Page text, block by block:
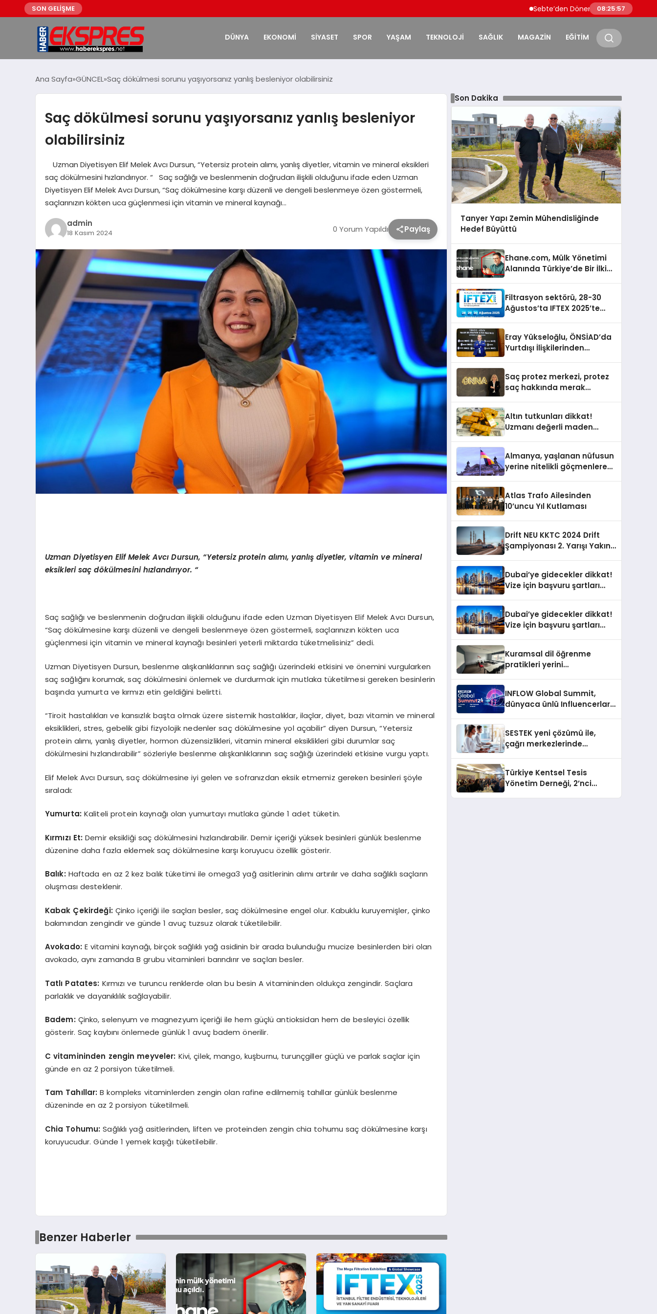
SON GELİŞME Sebte’den Dönen Faslı Göçmenlere Sınırda
08:25:58
DÜNYA EKONOMİ SİYASET SPOR YAŞAM TEKNOLOJİ SAĞLIK MAGAZİN EĞİTİM
Ana Sayfa GÜNCEL Saç dökülmesi sorunu yaşıyorsanız yanlış besleniyor olabilirsiniz
Saç dökülmesi sorunu yaşıyorsanız yanlış besleniyor
olabilirsiniz
Uzman Diyetisyen Elif Melek Avcı Dursun, “Yetersiz protein alımı, yanlış diyetler, vitamin ve mineral eksikleri
saç dökülmesini hızlandırıyor. “ Saç sağlığı ve beslenmenin doğrudan ilişkili olduğunu ifade eden Uzman
Diyetisyen Elif Melek Avcı Dursun, “Saç dökülmesine karşı düzenli ve dengeli beslenmeye özen göstermeli,
saçlarınızın kökten uca güçlenmesi için vitamin ve mineral kaynağı…
admin
18 Kasım 2024 0 Yorum Yapıldı Paylaş
Uzman Diyetisyen Elif Melek Avcı Dursun, “Yetersiz protein alımı, yanlış diyetler, vitamin ve mineral
eksikleri saç dökülmesini hızlandırıyor. “
Saç sağlığı ve beslenmenin doğrudan ilişkili olduğunu ifade eden Uzman Diyetisyen Elif Melek Avcı Dursun,
“Saç dökülmesine karşı düzenli ve dengeli beslenmeye özen göstermeli, saçlarınızın kökten uca
güçlenmesi için vitamin ve mineral kaynağı besinleri yeterli miktarda tüketmelisiniz” dedi.
Uzman Diyetisyen Dursun, beslenme alışkanlıklarının saç sağlığı üzerindeki etkisini ve önemini vurgularken
saç sağlığını korumak, saç dökülmesini önlemek ve durdurmak için mutlaka tüketilmesi gereken besinlerin
başında yumurta ve kırmızı etin geldiğini belirtti.
“Tiroit hastalıkları ve kansızlık başta olmak üzere sistemik hastalıklar, ilaçlar, diyet, bazı vitamin ve mineral
eksiklikleri, stres, gebelik gibi fizyolojik nedenler saç dökülmesine yol açabilir” diyen Dursun, “Yetersiz
protein alımı, yanlış diyetler, hormon düzensizlikleri, vitamin mineral eksiklikleri gibi durumlar saç
dökülmesini hızlandırabilir” sözleriyle beslenme alışkanlıklarının saç sağlığı üzerindeki etkisine vurgu yaptı.
Elif Melek Avcı Dursun, saç dökülmesine iyi gelen ve sofranızdan eksik etmemiz gereken besinleri şöyle
sıraladı:
Yumurta: Kaliteli protein kaynağı olan yumurtayı mutlaka günde 1 adet tüketin.
Kırmızı Et: Demir eksikliği saç dökülmesini hızlandırabilir. Demir içeriği yüksek besinleri günlük beslenme
düzenine daha fazla eklemek saç dökülmesine karşı koruyucu özellik gösterir.
Balık: Haftada en az 2 kez balık tüketimi ile omega3 yağ asitlerinin alımı artırılır ve daha sağlıklı saçların
oluşması desteklenir.
Kabak Çekirdeği: Çinko içeriği ile saçları besler, saç dökülmesine engel olur. Kabuklu kuruyemişler, çinko
bakımından zengindir ve günde 1 avuç tuzsuz olarak tüketilebilir.
Avokado: E vitamini kaynağı, birçok sağlıklı yağ asidinin bir arada bulunduğu mucize besinlerden biri olan
avokado, aynı zamanda B grubu vitaminleri barındırır ve saçları besler.
Tatlı Patates: Kırmızı ve turuncu renklerde olan bu besin A vitamininden oldukça zengindir. Saçlara
parlaklık ve dayanıklılık sağlayabilir.
Badem: Çinko, selenyum ve magnezyum içeriği ile hem güçlü antioksidan hem de besleyici özellik
gösterir. Saç kaybını önlemede günlük 1 avuç badem önerilir.
C vitamininden zengin meyveler: Kivi, çilek, mango, kuşburnu, turunçgiller güçlü ve parlak saçlar için
günde en az 2 porsiyon tüketilmeli.
Tam Tahıllar:B kompleks vitaminlerden zengin olan rafine edilmemiş tahıllar günlük beslenme
düzeninde en az 2 porsiyon tüketilmeli.
Chia Tohumu: Sağlıklı yağ asitlerinden, liften ve proteinden zengin chia tohumu saç dökülmesine karşı
koruyucudur. Günde 1 yemek kaşığı tüketilebilir.
Benzer Haberler
Son Dakika
Tanyer Yapı Zemin Mühendisliğinde
Hedef Büyüttü
Ehane.com, Mülk Yönetimi
Alanında Türkiye’de Bir İlki
Filtrasyon sektörü, 28-30
Ağustos’ta IFTEX 2025’te
Eray Yükseloğlu, ÖNSİAD’da
Yurtdışı İlişkilerinden
Saç protez merkezi, protez
saç hakkında merak
Altın tutkunları dikkat!
Uzmanı değerli maden
Almanya, yaşlanan nüfusun
yerine nitelikli göçmenlere
Atlas Trafo Ailesinden
10’uncu Yıl Kutlaması
Drift NEU KKTC 2024 Drift
Şampiyonası 2. Yarışı Yakın
Dubai’ye gidecekler dikkat!
Vize için başvuru şartları
Dubai’ye gidecekler dikkat!
Vize için başvuru şartları
Kuramsal dil öğrenme
pratikleri yerini
INFLOW Global Summit,
dünyaca ünlü Influencerları
SESTEK yeni çözümü ile,
çağrı merkezlerinde
Türkiye Kentsel Tesis
Yönetim Derneği, 2’nci